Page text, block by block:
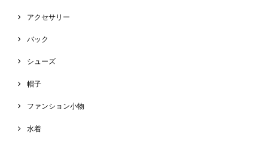
アクセサリー
バック
シューズ
帽子
ファンション小物
水着